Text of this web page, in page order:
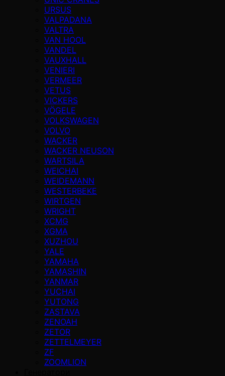
URSUS
VALPADANA
VALTRA
VAN HOOL
VANDEL
VAUXHALL
VENIERI
VERMEER
VETUS
VICKERS
VÖGELE
VOLKSWAGEN
VOLVO
WACKER
WACKER NEUSON
WARTSILA
WEICHAI
WEIDEMANN
WESTERBEKE
WIRTGEN
WRIGHT
XCMG
XGMA
XUZHOU
YALE
YAMAHA
YAMASHIN
YANMAR
YUCHAI
YUTONG
ZASTAVA
ZENOAH
ZETOR
ZETTELMEYER
ZF
ZOOMLION